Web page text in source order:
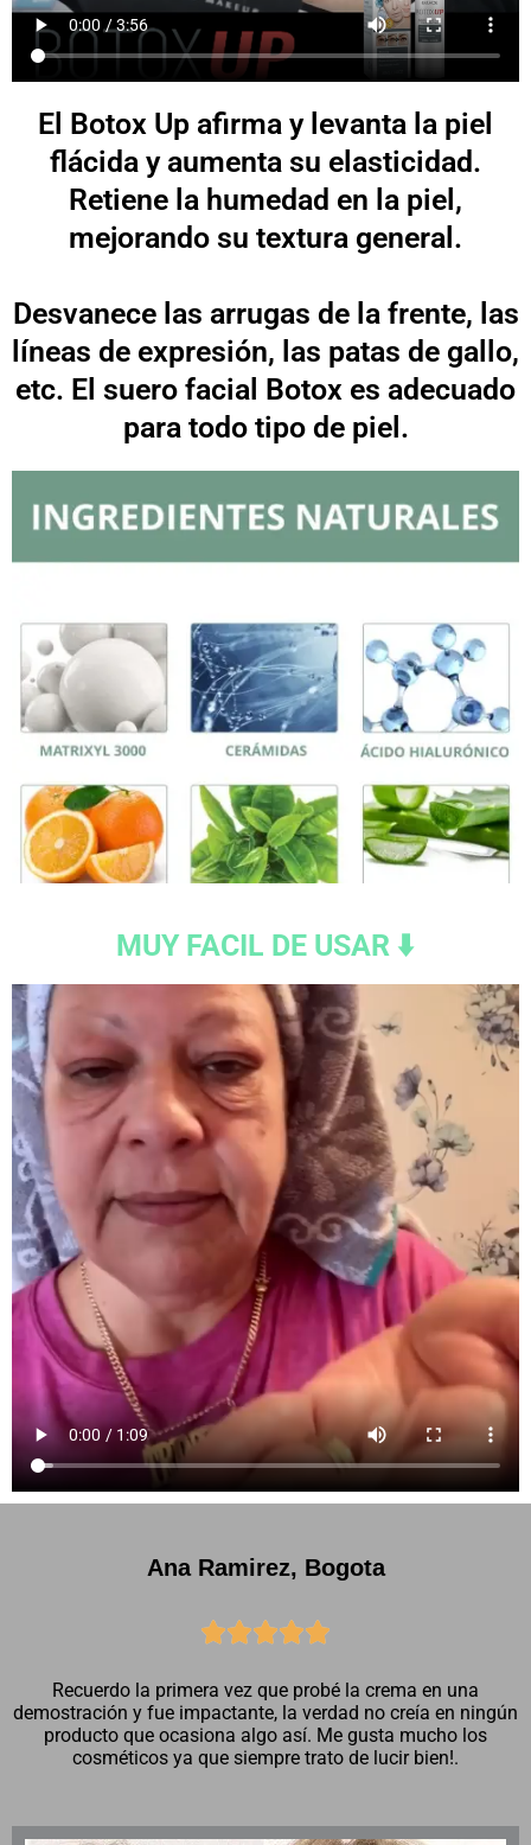
El Botox Up afirma y levanta la piel
flácida y aumenta su elasticidad.
Retiene la humedad en la piel,
mejorando su textura general.
Desvanece las arrugas de la frente, las
líneas de expresión, las patas de gallo,
etc. El suero facial Botox es adecuado
para todo tipo de piel.
MUY FACIL DE USAR ⬇️
Ana Ramirez, Bogota

Recuerdo la primera vez que probé la crema en una
demostración y fue impactante, la verdad no creía en ningún
producto que ocasiona algo así. Me gusta mucho los
cosméticos ya que siempre trato de lucir bien!.